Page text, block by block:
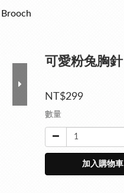
可愛粉兔胸針
NT$299
數量
加入購物車